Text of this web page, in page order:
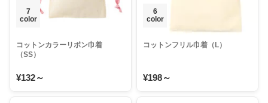
7
color
コットンカラーリボン巾着
（SS）
¥132～
6
color
コットンフリル巾着（L）
¥198～